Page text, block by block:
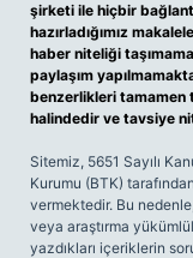
şirketi ile hiçbir
hazırladığımız
haber niteliği
paylaşım
benzerlikleri
halindedir ve tavsiye
Sitemiz, 5651 Sayılı
Kurumu (BTK)
vermektedir. Bu
veya araştırma
yazdıkları içeriklerin